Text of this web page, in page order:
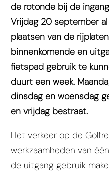
de rotonde bij de
Vrijdag 20 september
plaatsen van de
binnenkomende en
fietspad gebruik te
duurt een week.
dinsdag en woensdag
en vrijdag bestraat.
Het verkeer op de
werkzaamheden van
de uitgang gebruik